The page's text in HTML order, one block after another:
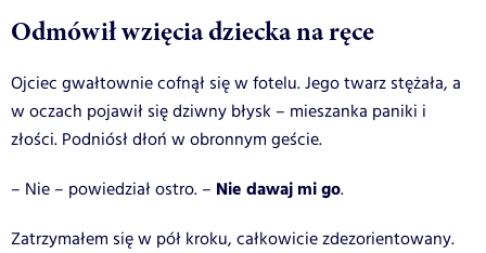
Odmówił wzięcia dziecka na ręce
Ojciec gwałtownie cofnął się w fotelu. Jego twarz stężała, a
w oczach pojawił się dziwny błysk – mieszanka paniki i
złości. Podniósł dłoń w obronnym geście.
– Nie – powiedział ostro. – Nie dawaj mi go.
Zatrzymałem się w pół kroku, całkowicie zdezorientowany.